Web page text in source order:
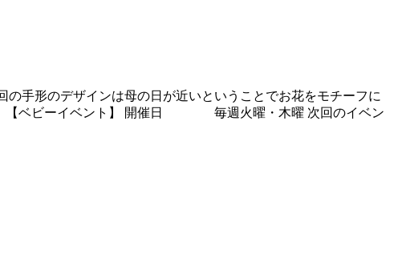
手形のデザインは母の日が近いということでお花をモチーフに
。 【ベビーイベント】 開催日 毎週火曜・木曜 次回のイベン